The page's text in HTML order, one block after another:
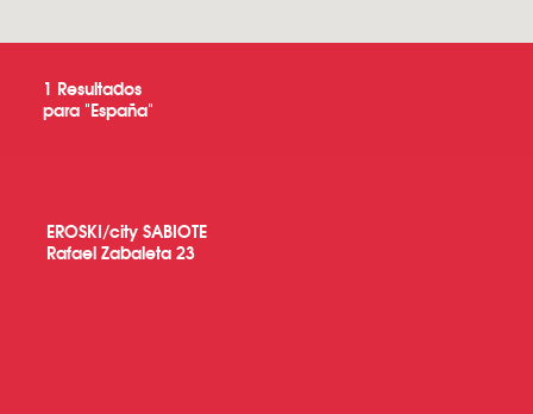
1 Resultados
para "España"
EROSKI/city SABIOTE
Rafael Zabaleta 23